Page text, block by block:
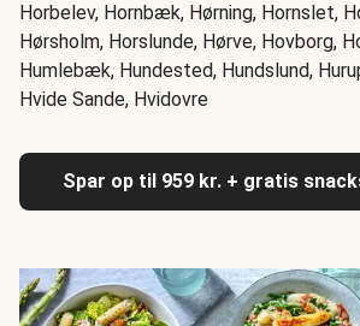
Horbelev, Hornbæk, Hørning, Hornslet,
Hørsholm, Horslunde, Hørve, Hovborg,
Humlebæk, Hundested, Hundslund,
Hvide Sande, Hvidovre
Spar op til 959 kr. + gratis